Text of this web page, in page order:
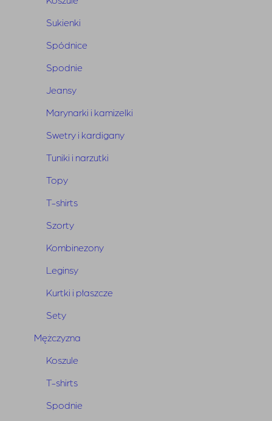
Sukienki
Spódnice
Spodnie
Jeansy
Marynarki i kamizelki
Swetry i kardigany
Tuniki i narzutki
Topy
T-shirts
Szorty
Kombinezony
Leginsy
Kurtki i płaszcze
Sety
Mężczyzna
Koszule
T-shirts
Spodnie
Skład: 95% bawełna, 5% elastan
BUNNY
Summer Sale
Sprawdź teraz